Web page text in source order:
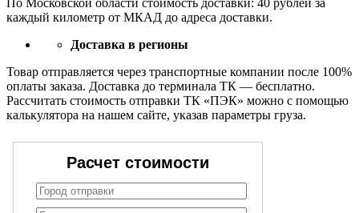
По Московской области стоимость доставки: 40 рублей за
каждый километр от МКАД до адреса доставки.
Доставка в регионы
Товар отправляется через транспортные компании после 100%
оплаты заказа. Доставка до терминала ТК — бесплатно.
Рассчитать стоимость отправки ТК «ПЭК» можно с помощью
калькулятора на нашем сайте, указав параметры груза.